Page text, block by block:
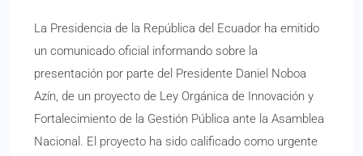
La Presidencia de la República del Ecuador ha emitido
un comunicado oficial informando sobre la
presentación por parte del Presidente Daniel Noboa
Azín, de un proyecto de Ley Orgánica de Innovación y
Fortalecimiento de la Gestión Pública ante la Asamblea
Nacional. El proyecto ha sido calificado como urgente